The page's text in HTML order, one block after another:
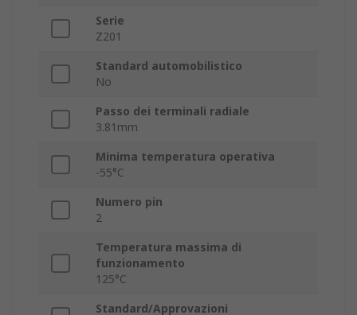
Serie
Z201
Standard automobilistico
No
Passo dei terminali radiale
3.81mm
Minima temperatura operativa
-55°C
Numero pin
2
Temperatura massima di
funzionamento
125°C
Standard/Approvazioni